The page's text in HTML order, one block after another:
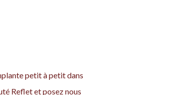
petit à petit dans
Reflet et posez nous